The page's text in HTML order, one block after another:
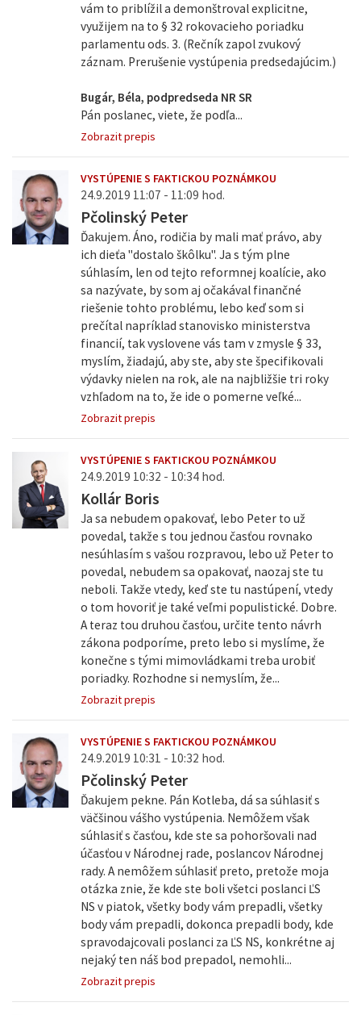
vám to priblížil a demonštroval explicitne,
využijem na to § 32 rokovacieho poriadku
parlamentu ods. 3. (Rečník zapol zvukový
záznam. Prerušenie vystúpenia predsedajúcim.)
Bugár, Béla, podpredseda NR SR
Pán poslanec, viete, že podľa...
Zobrazit prepis
VYSTÚPENIE S FAKTICKOU POZNÁMKOU
24.9.2019 11:07 - 11:09 hod.
Pčolinský Peter
Ďakujem. Áno, rodičia by mali mať právo, aby
ich dieťa "dostalo škôlku". Ja s tým plne
súhlasím, len od tejto reformnej koalície, ako
sa nazývate, by som aj očakával finančné
riešenie tohto problému, lebo keď som si
prečítal napríklad stanovisko ministerstva
financií, tak vyslovene vás tam v zmysle § 33,
myslím, žiadajú, aby ste, aby ste špecifikovali
výdavky nielen na rok, ale na najbližšie tri roky
vzhľadom na to, že ide o pomerne veľké...
Zobrazit prepis
VYSTÚPENIE S FAKTICKOU POZNÁMKOU
24.9.2019 10:32 - 10:34 hod.
Kollár Boris
Ja sa nebudem opakovať, lebo Peter to už
povedal, takže s tou jednou časťou rovnako
nesúhlasím s vašou rozpravou, lebo už Peter to
povedal, nebudem sa opakovať, naozaj ste tu
neboli. Takže vtedy, keď ste tu nastúpení, vtedy
o tom hovoriť je také veľmi populistické. Dobre.
A teraz tou druhou časťou, určite tento návrh
zákona podporíme, preto lebo si myslíme, že
konečne s tými mimovládkami treba urobiť
poriadky. Rozhodne si nemyslím, že...
Zobrazit prepis
VYSTÚPENIE S FAKTICKOU POZNÁMKOU
24.9.2019 10:31 - 10:32 hod.
Pčolinský Peter
Ďakujem pekne. Pán Kotleba, dá sa súhlasiť s
väčšinou vášho vystúpenia. Nemôžem však
súhlasiť s časťou, kde ste sa pohoršovali nad
účasťou v Národnej rade, poslancov Národnej
rady. A nemôžem súhlasiť preto, pretože moja
otázka znie, že kde ste boli všetci poslanci ĽS
NS v piatok, všetky body vám prepadli, všetky
body vám prepadli, dokonca prepadli body, kde
spravodajcovali poslanci za ĽS NS, konkrétne aj
nejaký ten náš bod prepadol, nemohli...
Zobrazit prepis